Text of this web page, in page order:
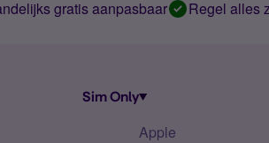
gratis aanpasbaar Regel alles
Sim Only
Apple